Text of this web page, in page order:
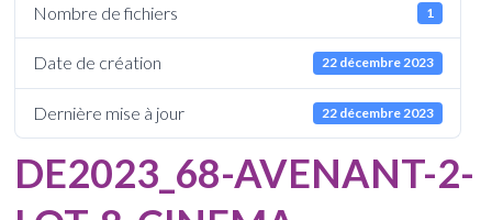
Nombre de fichiers 1
Date de création 22 décembre 2023
Dernière mise à jour 22 décembre 2023
DE2023_68-AVENANT-2-